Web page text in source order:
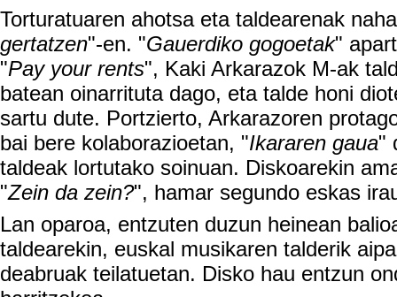
Torturatuaren ahotsa eta taldearenak
gertatzen"-en. "Gauerdiko gogoetak"
"Pay your rents", Kaki Arkarazok M-ak
batean oinarrituta dago, eta talde honi
sartu dute. Portzierto, Arkarazoren
bai bere kolaborazioetan, "Ikararen gaua"
taldeak lortutako soinuan. Diskoarekin
"Zein da zein?", hamar segundo eskas
Lan oparoa, entzuten duzun heinean
taldearekin, euskal musikaren talderik
deabruak teilatuetan. Disko hau entzun